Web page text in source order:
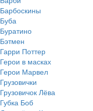
Барбоскины
Буба
Буратино
Бэтмен
Гарри Поттер
Герои в масках
Герои Марвел
Грузовички
Грузовичок Лёва
Губка Боб